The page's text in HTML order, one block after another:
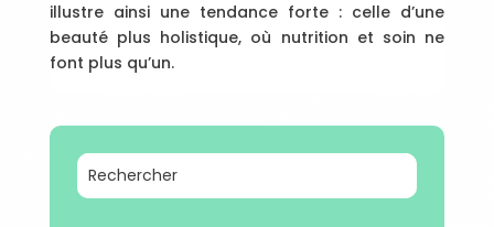
illustre ainsi une tendance forte : celle d’une
beauté plus holistique, où nutrition et soin ne
font plus qu’un.